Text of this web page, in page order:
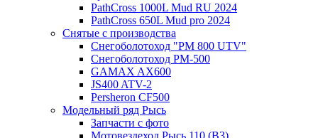
PathCross 1000L Mud RU 2024
PathCross 650L Mud pro 2024
Снятые с производства
Снегоболотоход "РМ 800 UTV"
Снегоболотоход РМ-500
GAMAX AX600
JS400 ATV-2
Persheron CF500
Модельный ряд Рысь
Запчасти с фото
Мотовездеход Рысь 110 (B3)